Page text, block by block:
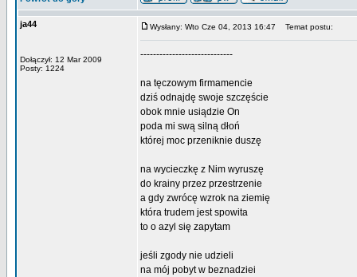
ja44
Dołączył: 12 Mar 2009
Posty: 1224
Wysłany: Wto Cze 04, 2013 16:47 Temat postu:
-----------------------------
na tęczowym firmamencie
dziś odnajdę swoje szczęście
obok mnie usiądzie On
poda mi swą silną dłoń
której moc przeniknie duszę
na wycieczkę z Nim wyruszę
do krainy przez przestrzenie
a gdy zwrócę wzrok na ziemię
która trudem jest spowita
to o azyl się zapytam
jeśli zgody nie udzieli
na mój pobyt w beznadziei